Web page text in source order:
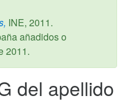
INE, 2011.
añadidos o
2011.
del apellido